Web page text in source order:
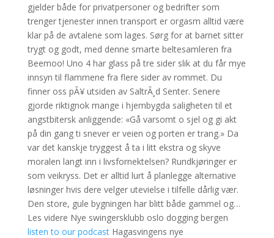
gjelder både for privatpersoner og bedrifter som
trenger tjenester innen transport er orgasm alltid være
klar på de avtalene som lages. Sørg for at barnet sitter
trygt og godt, med denne smarte beltesamleren fra
Beemoo! Uno 4 har glass på tre sider slik at du får mye
innsyn til flammene fra flere sider av rommet. Du
finner oss pÃ¥ utsiden av SaltrÃ¸d Senter. Senere
gjorde riktignok mange i hjembygda saligheten til et
angstbitersk anliggende: «Gå varsomt o sjel og gi akt
på din gang ti snever er veien og porten er trang.» Da
var det kanskje tryggest å ta i litt ekstra og skyve
moralen langt inn i livsfornektelsen? Rundkjøringer er
som veikryss. Det er alltid lurt å planlegge alternative
løsninger hvis dere velger utevielse i tilfelle dårlig vær.
Den store, gule bygningen har blitt både gammel og…
Les videre Nye swingersklubb oslo dogging bergen
listen to our podcastHagasvingens nye